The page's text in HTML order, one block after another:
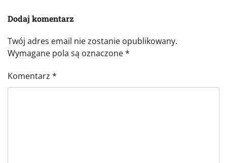
Dodaj komentarz
Twój adres email nie zostanie opublikowany.
Wymagane pola są oznaczone*
Komentarz *